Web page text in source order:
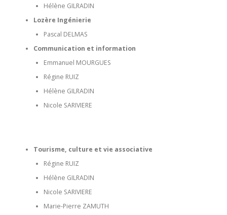
Hélène GILRADIN
Lozère Ingénierie
Pascal DELMAS
Communication et information
Emmanuel MOURGUES
Régine RUIZ
Hélène GILRADIN
Nicole SARIVIERE
Tourisme, culture et vie associative
Régine RUIZ
Hélène GILRADIN
Nicole SARIVIERE
Marie-Pierre ZAMUTH